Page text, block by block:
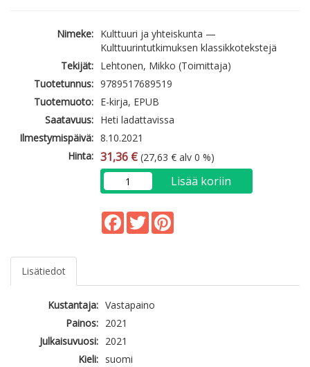
Nimeke: Kulttuuri ja yhteiskunta —
Kulttuurintutkimuksen klassikkotekstejä
Tekijät: Lehtonen, Mikko (Toimittaja)
Tuotetunnus: 9789517689519
Tuotemuoto: E-kirja, EPUB
Saatavuus: Heti ladattavissa
Ilmestymispäivä: 8.10.2021
Hinta: 31,36 € (27,63 € alv 0 %)
Lisää koriin
Facebook
Twitter
Lisätiedot
Kustantaja: Vastapaino
Painos: 2021
Julkaisuvuosi: 2021
Kieli: suomi